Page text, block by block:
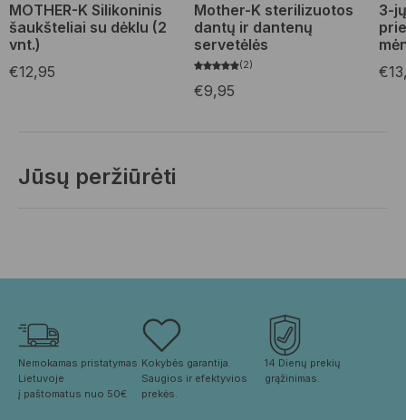
MOTHER-K Silikoninis
šaukšteliai su dėklu (2
vnt.)
€12,95
Mother-K sterilizuotos
dantų ir dantenų
servetėlės
2
€9,95
3-
€
Jūsų peržiūrėti
Nemokamas pristatymas
Lietuvoje
į paštomatus nuo 50€
Kokybės garantija.
Saugios ir efektyvios
prekės.
14 Dienų prekių
grąžinimas.